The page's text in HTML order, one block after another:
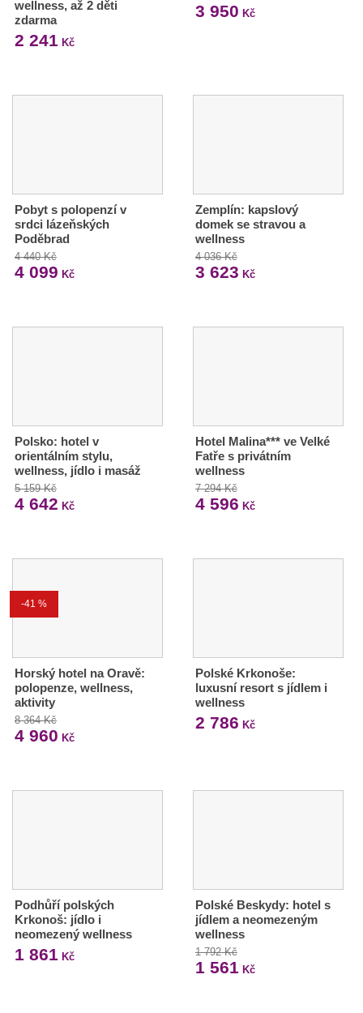
wellness, až 2 děti
zdarma
2 241 Kč
3 950 Kč
Pobyt s polopenzí v
srdci lázeňských
Poděbrad
4 440 Kč
4 099 Kč
Zemplín: kapslový
domek se stravou a
wellness
4 036 Kč
3 623 Kč
Polsko: hotel v
orientálním stylu,
wellness, jídlo i masáž
5 159 Kč
4 642 Kč
Hotel Malina*** ve Velké
Fatře s privátním
wellness
7 294 Kč
4 596 Kč
-41 %
Horský hotel na Oravě:
polopenze, wellness,
aktivity
8 364 Kč
4 960 Kč
Polské Krkonoše:
luxusní resort s jídlem i
wellness
2 786 Kč
Podhůří polských
Krkonoš: jídlo i
neomezený wellness
1 861 Kč
Polské Beskydy: hotel s
jídlem a neomezeným
wellness
1 792 Kč
1 561 Kč